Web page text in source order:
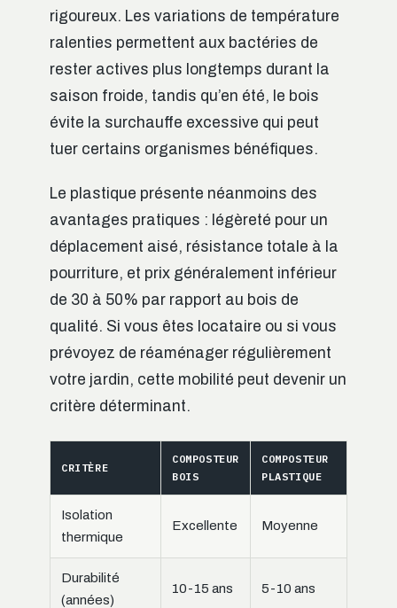
rigoureux. Les variations de température
ralenties permettent aux bactéries de
rester actives plus longtemps durant la
saison froide, tandis qu’en été, le bois
évite la surchauffe excessive qui peut
tuer certains organismes bénéfiques.
Le plastique présente néanmoins des
avantages pratiques : légèreté pour un
déplacement aisé, résistance totale à la
pourriture, et prix généralement inférieur
de 30 à 50% par rapport au bois de
qualité. Si vous êtes locataire ou si vous
prévoyez de réaménager régulièrement
votre jardin, cette mobilité peut devenir un
critère déterminant.
CRITÈRE
COMPOSTEUR
BOIS
COMPOSTEUR
PLASTIQUE
Isolation
thermique
Excellente Moyenne
Durabilité
(années)
10-15 ans 5-10 ans